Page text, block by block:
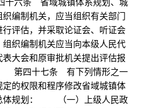
编制机关，应当组织有关部门
评估，并采取论证会、听证会
织编制机关应当向本级人民代
大会和原审批机关提出评估报
第四十七条 有下列情形之一
的权限和程序修改省域城镇体
体规划： （一）上级人民政